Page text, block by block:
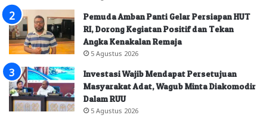
Pemuda Amban Panti Gelar Persiapan HUT
RI, Dorong Kegiatan Positif dan Tekan
Angka Kenakalan Remaja
5 Agustus 2026
Investasi Wajib Mendapat Persetujuan
Masyarakat Adat, Wagub Minta Diakomodir
Dalam RUU
5 Agustus 2026